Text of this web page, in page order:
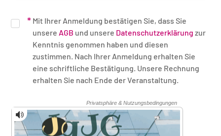
Mit Ihrer Anmeldung bestätigen Sie, dass Sie
unsere AGB und unsere Datenschutzerklärung zur
Kenntnis genommen haben und diesen
zustimmen. Nach Ihrer Anmeldung erhalten Sie
eine schriftliche Bestätigung. Unsere Rechnung
erhalten Sie nach Ende der Veranstaltung.
Sicherheitsüberprüfung